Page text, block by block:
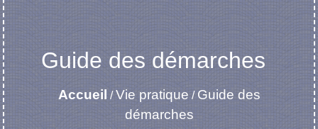
Guide des démarches
Accueil /Vie pratique / Guide des
démarches